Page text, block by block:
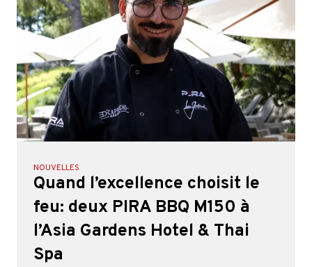
NOUVELLES
Quand l’excellence choisit le
feu: deux PIRA BBQ M150 à
l’Asia Gardens Hotel & Thai
Spa